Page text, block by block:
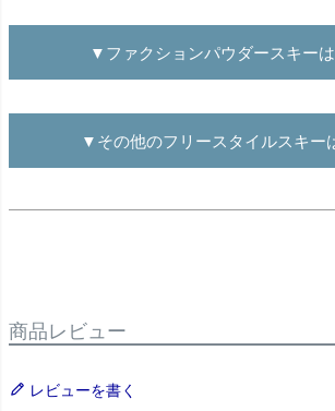
▼ファクションパウダースキー
▼その他のフリースタイルスキー
商品レビュー
レビューを書く